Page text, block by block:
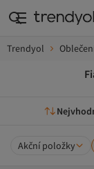
Trendyol
Akční položky